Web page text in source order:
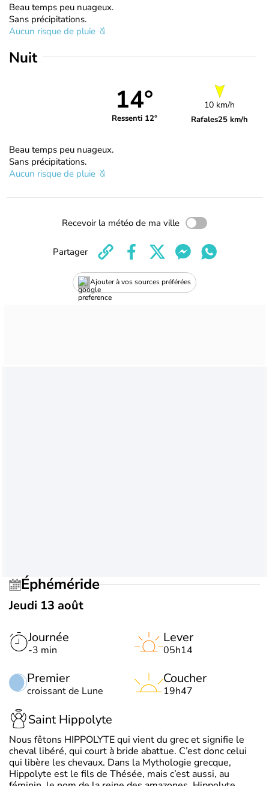
Beau temps peu nuageux.
Sans précipitations.
Aucun risque de pluie
Nuit
14°
Ressenti 12°
10 km/h
Rafales25 km/h
Beau temps peu nuageux.
Sans précipitations.
Aucun risque de pluie
Recevoir la météo de ma ville
Ajouter à vos sources préférées
Partager
Éphéméride
Jeudi 13 août
Journée
-3 min
Premier
croissant de Lune
Lever
05h14
Coucher
19h47
Saint Hippolyte
Nous fêtons HIPPOLYTE qui vient du grec et signifie le
cheval libéré, qui court à bride abattue. C’est donc celui
qui libère les chevaux. Dans la Mythologie grecque,
Hippolyte est le fils de Thésée, mais c’est aussi, au